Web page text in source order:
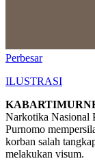
Perbesar
ILUSTRASI
Narkotika Nasional
Purnomo
korban salah
melakukan visum.